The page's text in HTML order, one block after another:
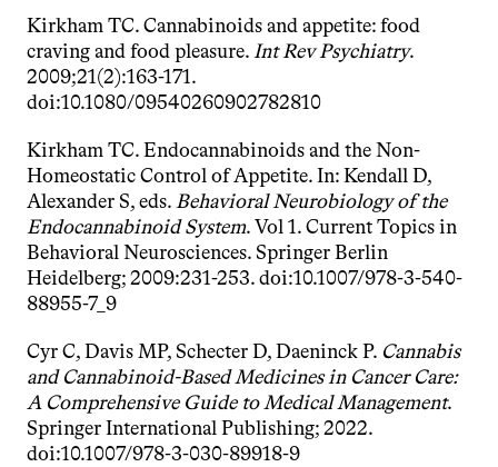
Kirkham TC. Cannabinoids and appetite: food
craving and food pleasure. Int Rev Psychiatry.
2009;21(2):163-171.
doi:10.1080/09540260902782810
Kirkham TC. Endocannabinoids and the Non-
Homeostatic Control of Appetite. In: Kendall D,
Alexander S, eds. Behavioral Neurobiology of the
Endocannabinoid System. Vol 1. Current Topics in
Behavioral Neurosciences. Springer Berlin
Heidelberg; 2009:231-253. doi:10.1007/978-3-540-
88955-7_9
Cyr C, Davis MP, Schecter D, Daeninck P. Cannabis
and Cannabinoid-Based Medicines in Cancer Care:
A Comprehensive Guide to Medical Management.
Springer International Publishing; 2022.
doi:10.1007/978-3-030-89918-9